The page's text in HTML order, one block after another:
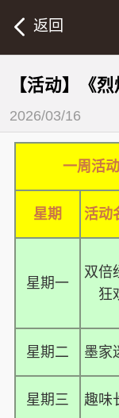
返回
【活动】《
2026/03/16
一周活
星期 活动
星期一
双倍
狂
星期二 墨家
星期三 趣味